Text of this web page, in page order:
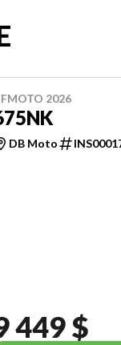
2026
DB Moto
449 $